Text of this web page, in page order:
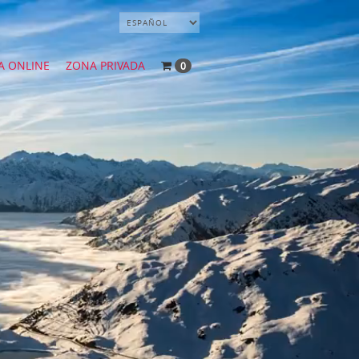
ONLINE ZONA PRIVADA 0